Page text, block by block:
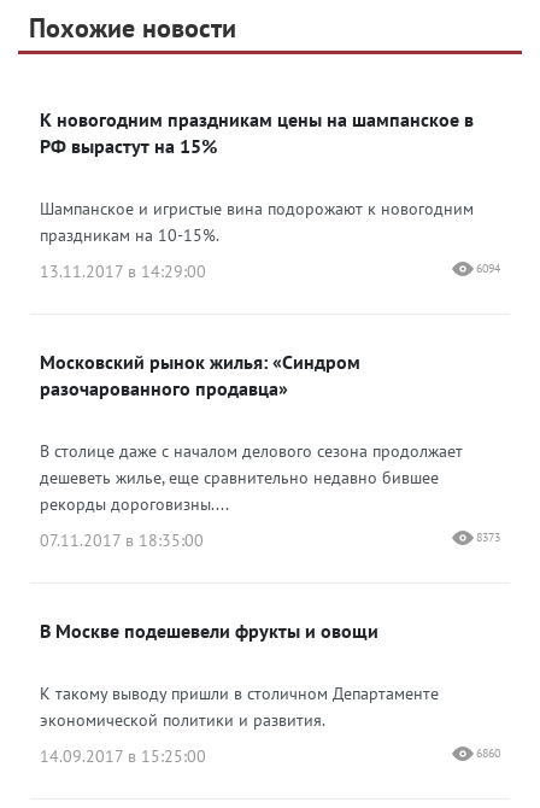
Telegram
Одноклассники
Яндекс Дзен
Похожие новости
К новогодним праздникам цены на шампанское в
РФ вырастут на 15%
Шампанское и игристые вина подорожают к новогодним
праздникам на 10-15%.
13.11.2017 в 14:29:00
6094
Московский рынок жилья: «Синдром
разочарованного продавца»
В столице даже с началом делового сезона продолжает
дешеветь жилье, еще сравнительно недавно бившее
рекорды дороговизны....
07.11.2017 в 18:35:00
8373
В Москве подешевели фрукты и овощи
К такому выводу пришли в столичном Департаменте
экономической политики и развития.
14.09.2017 в 15:25:00
6860